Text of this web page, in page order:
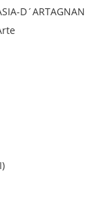
D´ARTAGNAN